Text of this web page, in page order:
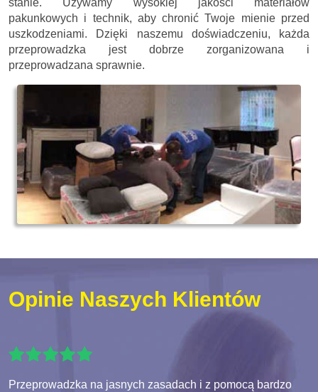
pakunkowych i technik, aby chronić Twoje mienie przed
uszkodzeniami. Dzięki naszemu doświadczeniu, każda
przeprowadzka jest dobrze zorganizowana i
przeprowadzana sprawnie.
Opinie Naszych Klientów
Przeprowadzka na jasnych zasadach i z pomocą bardzo